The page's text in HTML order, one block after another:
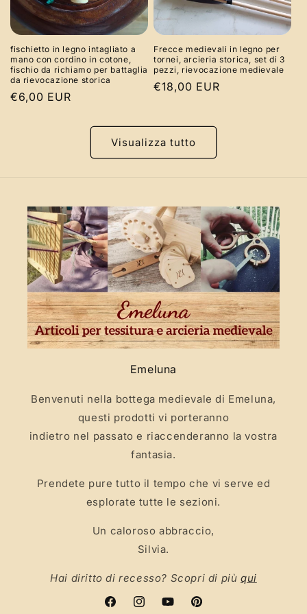
fischietto in legno intagliato a
mano con cordino in cotone,
fischio da richiamo per battaglia
da rievocazione storica
Prezzo
€6,00 EUR
Frecce medievali in legno per
tornei, arcieria storica, set di 3
pezzi, rievocazione medievale
Prezzo
€18,00 EUR
Visualizza tutto
Emeluna
Benvenuti nella bottega medievale di Emeluna,
questi prodotti vi porteranno
indietro nel passato e riaccenderanno la vostra
fantasia.
Prendete pure tutto il tempo che vi serve ed
esplorate tutte le sezioni.
Un caloroso abbraccio,
Silvia.
Hai diritto di recesso? Scopri di più qui
FacebookInstagramYouTubePinterest